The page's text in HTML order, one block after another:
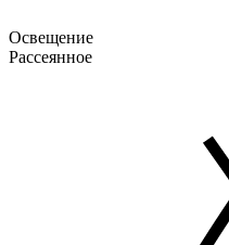
Освещение
Рассеянное